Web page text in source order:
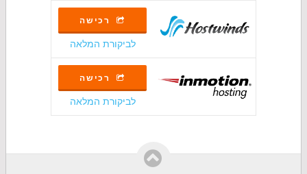
רכישה
לביקורת המלאה
רכישה
לביקורת המלאה